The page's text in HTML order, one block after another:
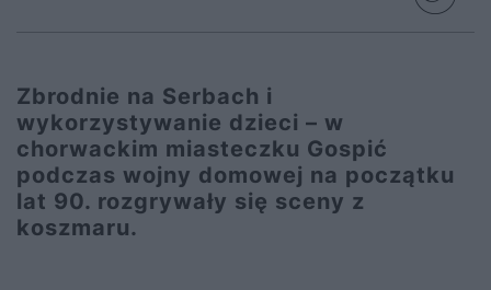
Zbrodnie na Serbach i
wykorzystywanie dzieci – w
chorwackim miasteczku Gospić
podczas wojny domowej na początku
lat 90. rozgrywały się sceny z
koszmaru.